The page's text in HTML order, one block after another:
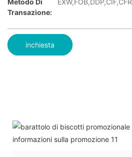
Metodo Di
Transazione:
EXW,FOB,DDP,CIF,CFR
inchiesta